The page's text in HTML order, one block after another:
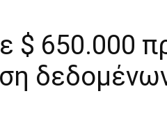
$ 650.000